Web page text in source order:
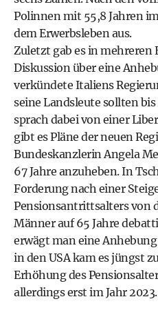
Polinnen mit 55,8 Jahren
dem Erwerbsleben aus.
Zuletzt gab es in mehreren
Diskussion über eine
verkündete Italiens
seine Landsleute sollten
sprach dabei von einer
gibt es Pläne der neuen
Bundeskanzlerin Angela
67 Jahre anzuheben. In
Forderung nach einer
Pensionsantrittsalters von
Männer auf 65 Jahre
erwägt man eine
in den USA kam es jüngst
Erhöhung des
allerdings erst im Jahr 2023.